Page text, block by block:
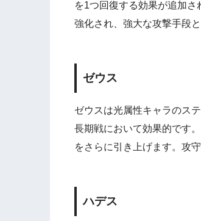
を1つ回復する効果が追加
強化され、強大な攻撃手段
ゼウス
ゼウスは光属性キャラのス
長期戦において効果的です
をさらに引き上げます。攻
ハデス